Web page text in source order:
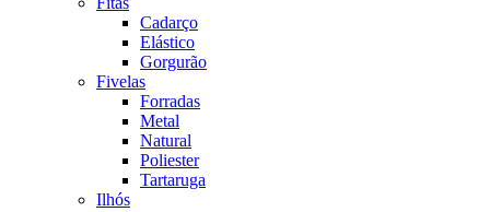
Cadarço
Elástico
Gorgurão
Fivelas
Forradas
Metal
Natural
Poliester
Tartaruga
Ilhós